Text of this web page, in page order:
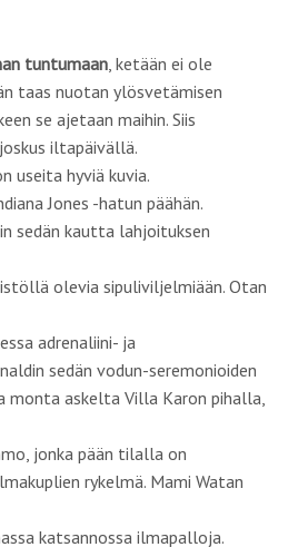
adrenaliini- ja
sedän vodun-seremonioiden
monta askelta Villa Karon pihalla,
jonka pään tilalla on
rykelmä. Mami Watan
katsannossa ilmapalloja.
ihmisen pää, vieläpä tuttu
Kangasluoma, jolle antavat
de Oliveira ja
tottuneesti.
että kalansaalis oli ollut
on ollut hyvällä mielellä.